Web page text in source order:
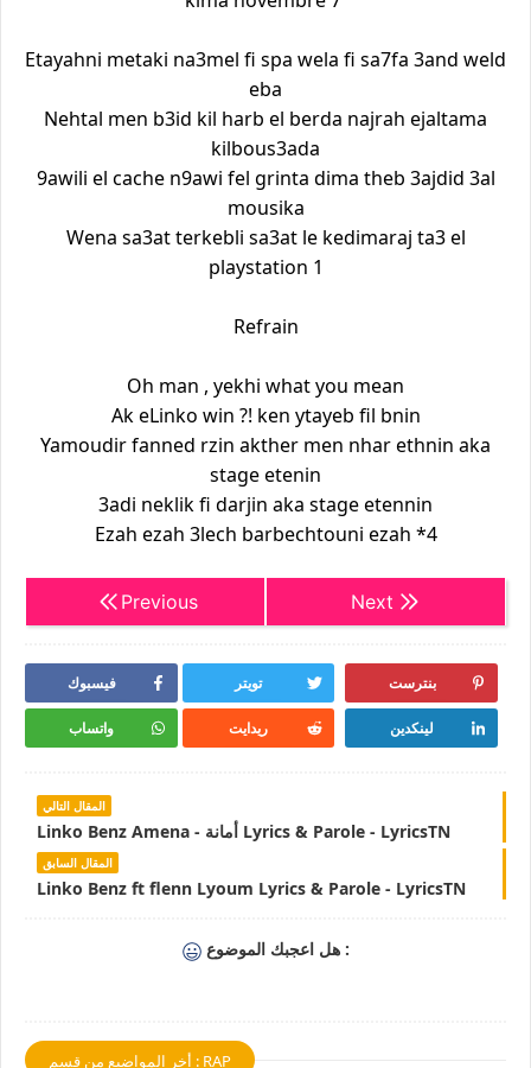
Etayahni metaki na3mel fi spa wela fi sa7fa 3and weld
eba
Nehtal men b3id kil harb el berda najrah ejaltama
kilbous3ada
9awili el cache n9awi fel grinta dima theb 3ajdid 3al
mousika
Wena sa3at terkebli sa3at le kedimaraj ta3 el
playstation 1
Refrain
Oh man , yekhi what you mean
Ak eLinko win ?! ken ytayeb fil bnin
Yamoudir fanned rzin akther men nhar ethnin aka
stage etenin
3adi neklik fi darjin aka stage etennin
Ezah ezah 3lech barbechtouni ezah *4
Previous Next
فيسبوك تويتر بنترست
واتساب ريدايت لينكدين
المقال التالي
Linko Benz Amena - أمانة Lyrics & Parole - LyricsTN
المقال السابق
Linko Benz ft flenn Lyoum Lyrics & Parole - LyricsTN
هل اعجبك الموضوع :
أخر المواضيع من قسم : RAP